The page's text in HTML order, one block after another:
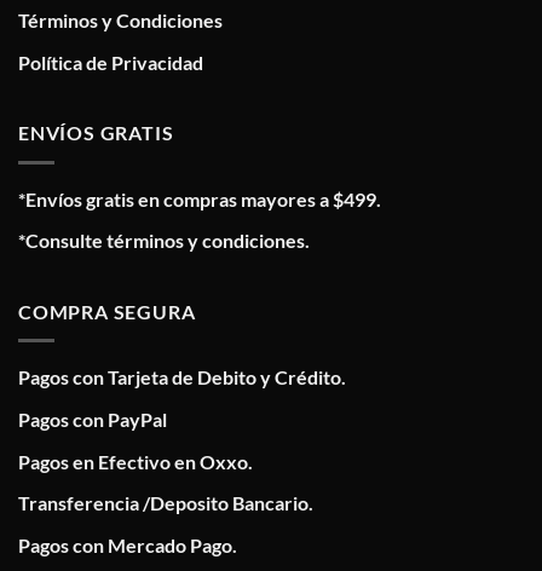
Términos y Condiciones
Política de Privacidad
ENVÍOS GRATIS
*Envíos gratis en compras mayores a $499.
*Consulte términos y condiciones.
COMPRA SEGURA
Pagos con Tarjeta de Debito y Crédito.
Pagos con PayPal
Pagos en Efectivo en Oxxo.
Transferencia /Deposito Bancario.
Pagos con Mercado Pago.